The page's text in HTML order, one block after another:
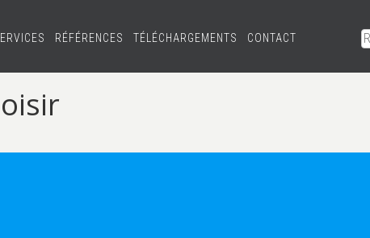
RÉFÉRENCES TÉLÉCHARGEMENTS CONTACT